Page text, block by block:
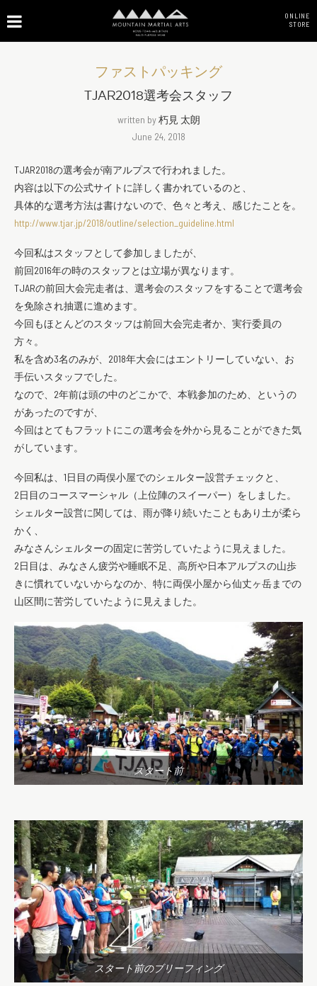
ONLINE
STORE
ファストパッキング
TJAR2018選考会スタッフ
written by朽見 太朗
June 24, 2018
TJAR2018の選考会が南アルプスで行われました。
内容は以下の公式サイトに詳しく書かれているのと、
具体的な選考方法は書けないので、色々と考え、感じたことを。
http://www.tjar.jp/2018/outline/selection_guideline.html
今回私はスタッフとして参加しましたが、
前回2016年の時のスタッフとは立場が異なります。
TJARの前回大会完走者は、選考会のスタッフをすることで選考会
を免除され抽選に進めます。
今回もほとんどのスタッフは前回大会完走者か、実行委員の
方々。
私を含め3名のみが、2018年大会にはエントリーしていない、お
手伝いスタッフでした。
なので、2年前は頭の中のどこかで、本戦参加のため、というの
があったのですが、
今回はとてもフラットにこの選考会を外から見ることができた気
がしています。
今回私は、1日目の両俣小屋でのシェルター設営チェックと、
2日目のコースマーシャル（上位陣のスイーパー）をしました。
シェルター設営に関しては、雨が降り続いたこともあり土が柔ら
かく、
みなさんシェルターの固定に苦労していたように見えました。
2日目は、みなさん疲労や睡眠不足、高所や日本アルプスの山歩
きに慣れていないからなのか、特に両俣小屋から仙丈ヶ岳までの
山区間に苦労していたように見えました。
スタート前
スタート前のブリーフィング